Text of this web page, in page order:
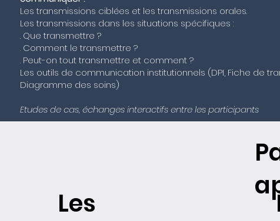
Les transmissions ciblées et les transmissions orales.
Les transmissions dans les situations spécifiques :
. Que transmettre ?
. Comment le transmettre ?
. Peut-on tout transmettre et comment ?
Les outils de communication institutionnels (DPI, Fiche de
Diagramme des soins)
Etudes de cas, échanges interactifs entre les participants
Les